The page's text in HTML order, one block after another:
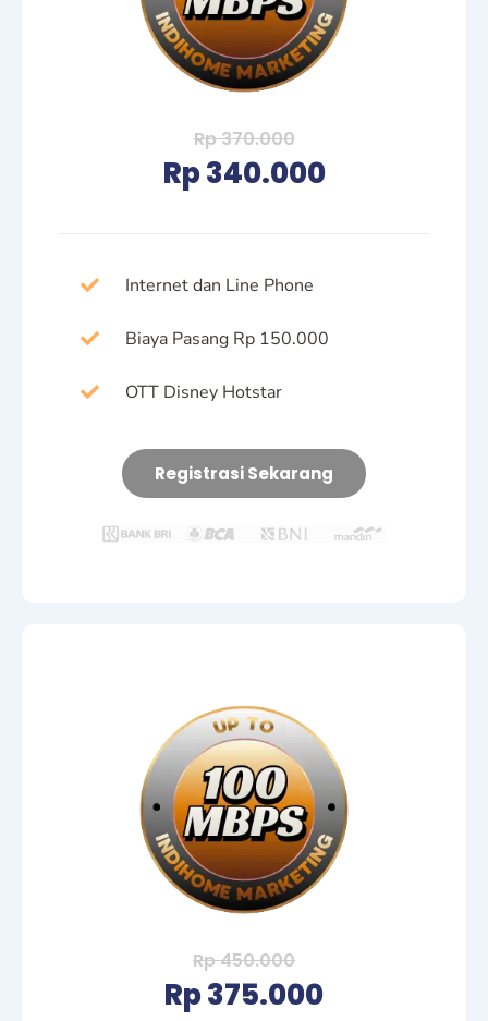
Rp 370.000
Rp 340.000
Internet dan Line Phone
Biaya Pasang Rp 150.000
OTT Disney Hotstar
Registrasi Sekarang
Rp 450.000
Rp 375.000